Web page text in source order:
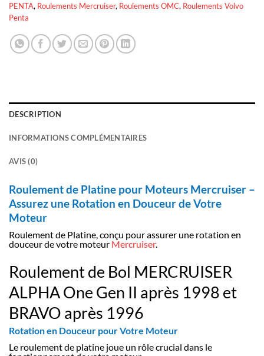
PENTA, Roulements Mercruiser, Roulements OMC, Roulements Volvo
Penta
DESCRIPTION
INFORMATIONS COMPLÉMENTAIRES
AVIS (0)
Roulement de Platine pour Moteurs Mercruiser –
Assurez une Rotation en Douceur de Votre
Moteur
Roulement de Platine, conçu pour assurer une rotation en
douceur de votre moteur Mercruiser.
Roulement de Bol MERCRUISER
ALPHA One Gen II après 1998 et
BRAVO après 1996
Rotation en Douceur pour Votre Moteur
Le roulement de platine joue un rôle crucial dans le